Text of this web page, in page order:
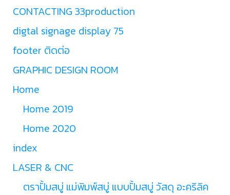
CONTACTING 33production
digtal signage display 75
footer ติดต่อ
GRAPHIC DESIGN ROOM
Home
Home 2019
Home 2020
index
LASER & CNC
ตราปั้มสบู่ แม่พิมพ์สบู่ แบบปั้มสบู่ วัสดุ อะคริลิค